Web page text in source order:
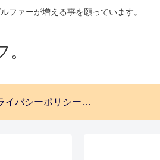
ファーが増える事を願っています。
プライバシーポリシー・免責事項。